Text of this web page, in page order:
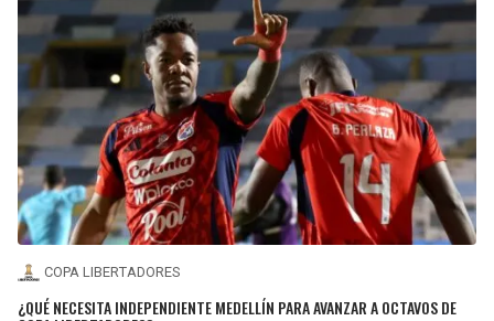
COPA LIBERTADORES
¿QUÉ NECESITA INDEPENDIENTE MEDELLÍN PARA AVANZAR A OCTAVOS DE